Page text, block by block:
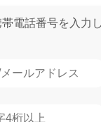
電話番号を入力